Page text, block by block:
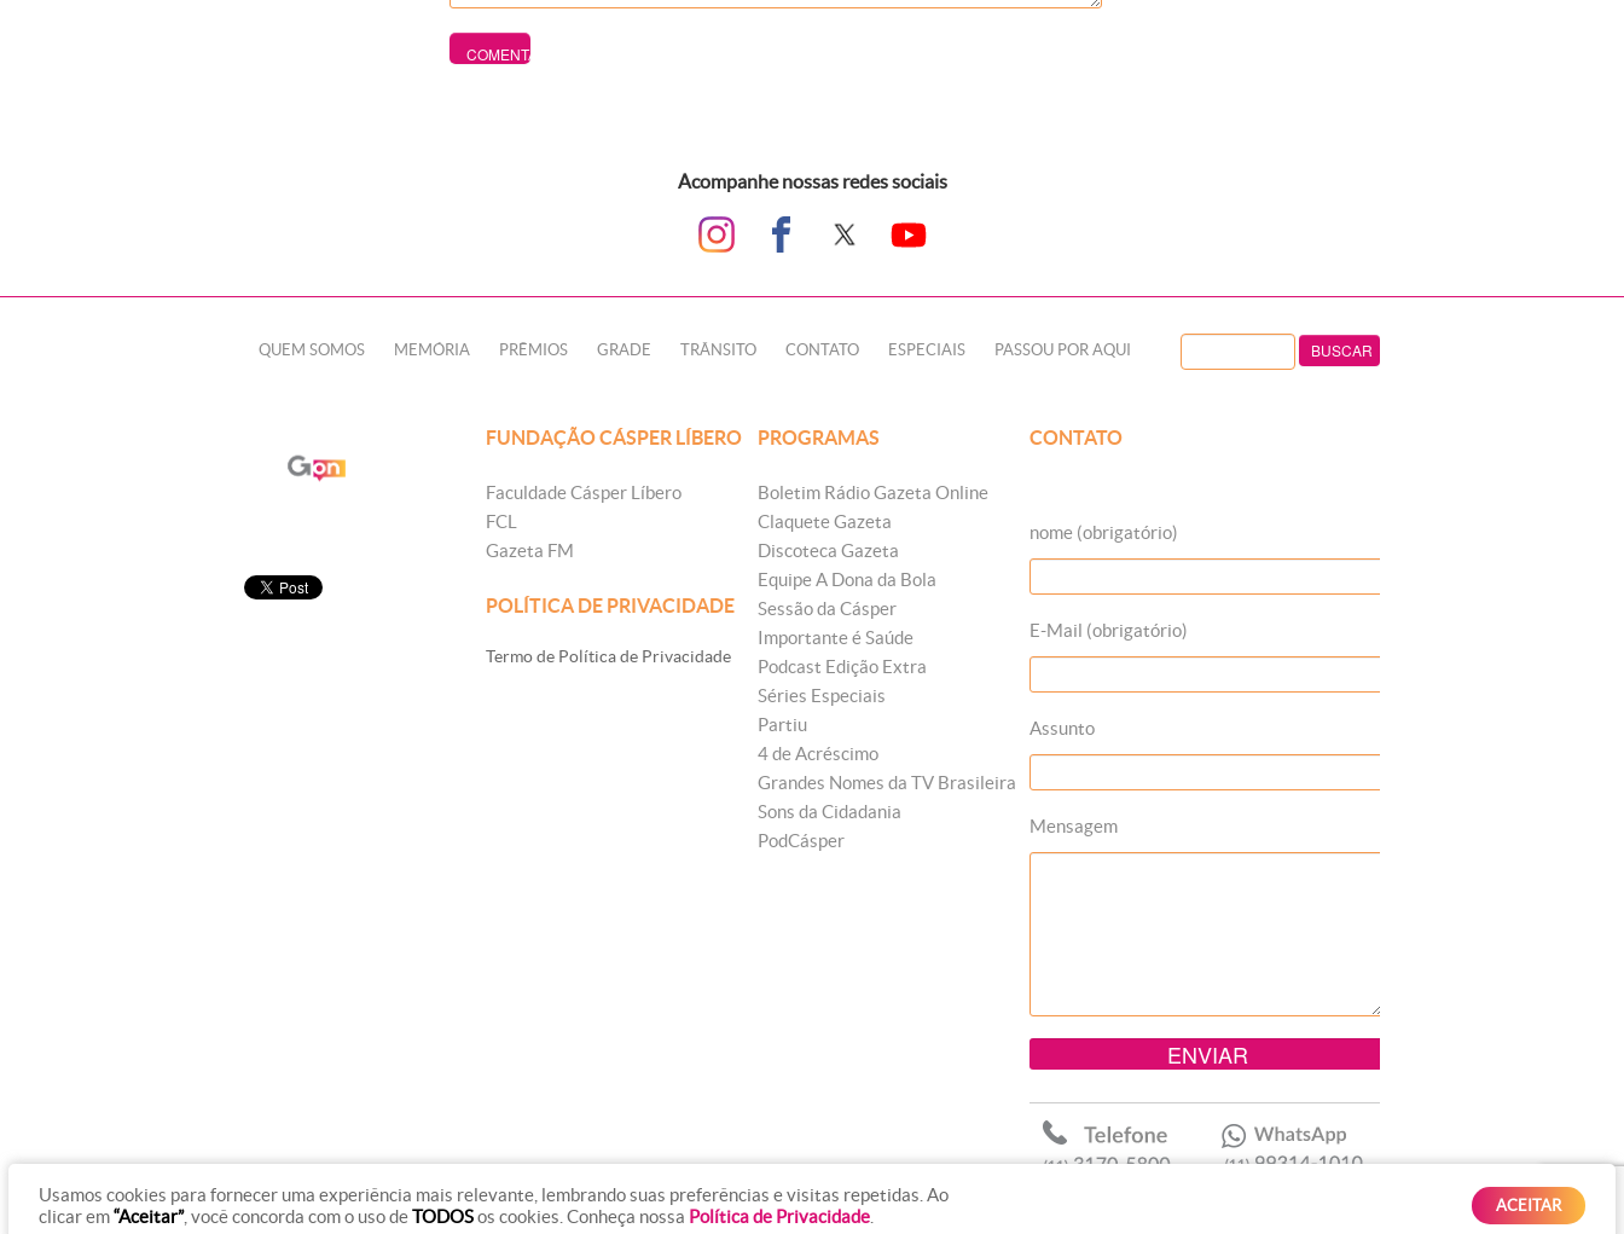
Acompanhe nossas redes sociais
QUEM SOMOS MEMÓRIA PRÊMIOS GRADE TRÂNSITO CONTATO ESPECIAIS PASSOU POR AQUI
FUNDAÇÃO CÁSPER LÍBERO
Faculdade Cásper Líbero
FCL
Gazeta FM
POLÍTICA DE PRIVACIDADE
Termo de Política de Privacidade
PROGRAMAS
Boletim Rádio Gazeta Online
Claquete Gazeta
Discoteca Gazeta
Equipe A Dona da Bola
Sessão da Cásper
Importante é Saúde
Podcast Edição Extra
Séries Especiais
Partiu
4 de Acréscimo
Grandes Nomes da TV Brasileira
Sons da Cidadania
PodCásper
CONTATO
nome (obrigatório)
E-Mail (obrigatório)
Assunto
Mensagem
© Copyright 2012 - 2026 Rádio Gazeta Online
Usamos cookies para fornecer uma experiência mais relevante, lembrando suas preferências e visitas repetidas. Ao
clicar em“Aceitar”, você concorda com o uso deTODOSos cookies. Conheça nossa Política de Privacidade.
ACEITAR